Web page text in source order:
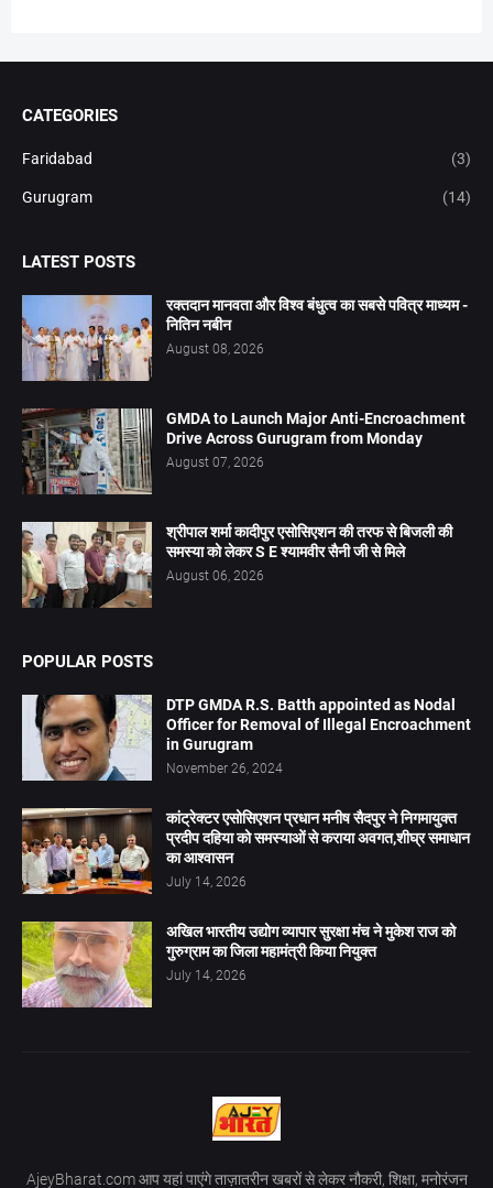
CATEGORIES
Faridabad (3)
Gurugram (14)
LATEST POSTS
रक्तदान मानवता और विश्व बंधुत्व का सबसे पवित्र माध्यम -
नितिन नबीन
August 08, 2026
GMDA to Launch Major Anti-Encroachment
Drive Across Gurugram from Monday
August 07, 2026
श्रीपाल शर्मा कादीपुर एसोसिएशन की तरफ से बिजली की
समस्या को लेकर S E श्यामवीर सैनी जी से मिले
August 06, 2026
POPULAR POSTS
DTP GMDA R.S. Batth appointed as Nodal
Officer for Removal of Illegal Encroachment
in Gurugram
November 26, 2024
कांट्रेक्टर एसोसिएशन प्रधान मनीष सैदपुर ने निगमायुक्त
प्रदीप दहिया को समस्याओं से कराया अवगत,शीघ्र समाधान
का आश्वासन
July 14, 2026
अखिल भारतीय उद्योग व्यापार सुरक्षा मंच ने मुकेश राज को
गुरुग्राम का जिला महामंत्री किया नियुक्त
July 14, 2026
AjeyBharat.com आप यहां पाएंगे ताज़ातरीन खबरों से लेकर नौकरी, शिक्षा, मनोरंजन